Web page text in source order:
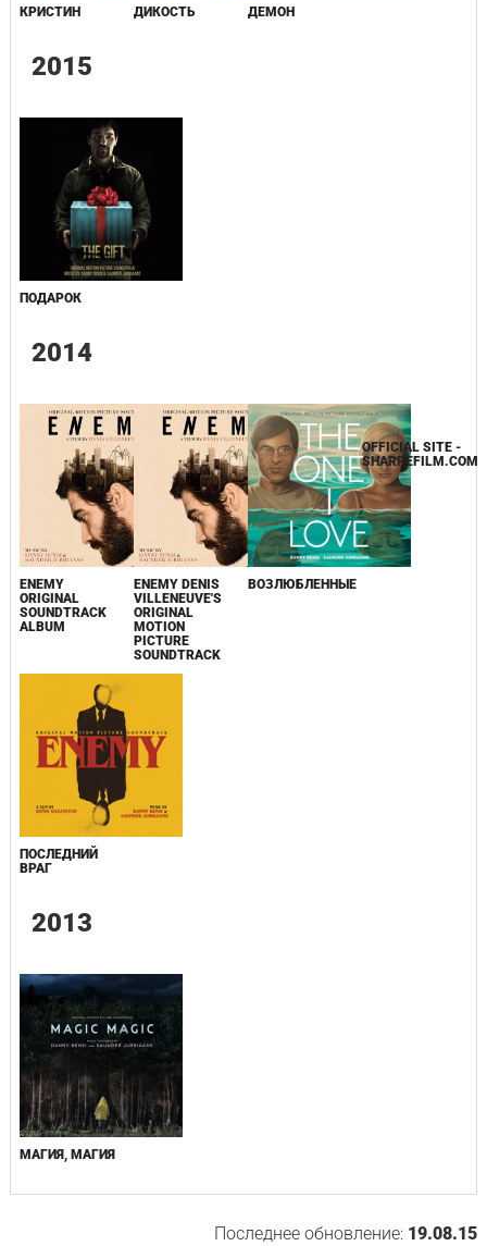
КРИСТИН ДИКОСТЬ ДЕМОН
2015
ПОДАРОК
2014
ENEMY
ORIGINAL
SOUNDTRACK
ALBUM
ENEMY DENIS
VILLENEUVE'S
ORIGINAL
MOTION
PICTURE
SOUNDTRACK
ВОЗЛЮБЛЕННЫЕ
ПОСЛЕДНИЙ
ВРАГ
2013
МАГИЯ, МАГИЯ
Последнее обновление: 19.08.15